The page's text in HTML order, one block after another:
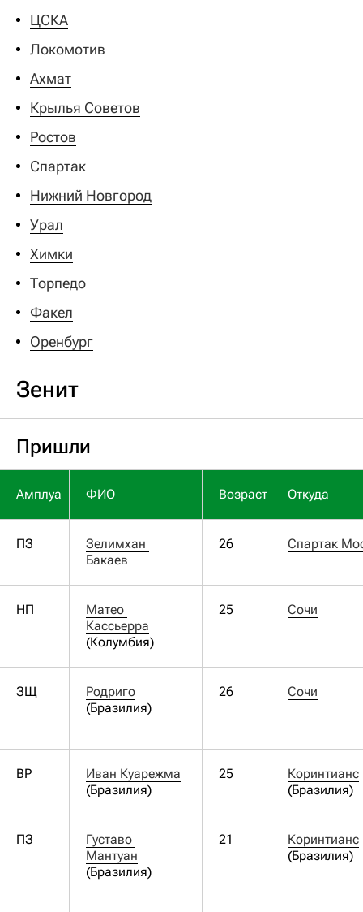
ЦСКА
Локомотив
Ахмат
Крылья Советов
Ростов
Спартак
Нижний Новгород
Урал
Химки
Торпедо
Факел
Оренбург
Зенит
Пришли
Амплуа ФИО Возраст Откуда
ПЗ
Зелимхан
Бакаев
26 Спартак
НП
Матео
Кассьерра
(Колумбия)
25 Сочи
ЗЩ
Родриго
(Бразилия)
26 Сочи
ВР
Иван Куарежма
(Бразилия)
25
Коринтианс
(Бразилия)
ПЗ
Густаво
Мантуан
(Бразилия)
21
Коринтианс
(Бразилия)